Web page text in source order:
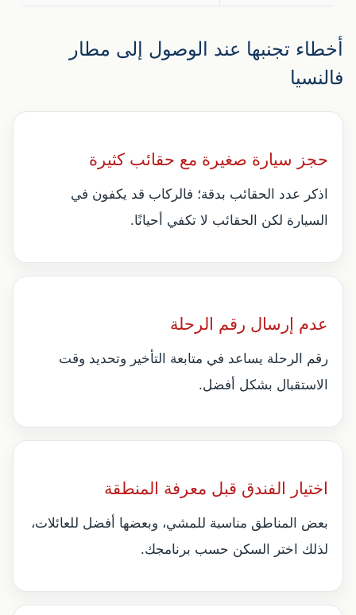
أخطاء تجنبها عند الوصول إلى مطار
فالنسيا
حجز سيارة صغيرة مع حقائب كثيرة
اذكر عدد الحقائب بدقة؛ فالركاب قد يكفون في
السيارة لكن الحقائب لا تكفي أحيانًا.
عدم إرسال رقم الرحلة
رقم الرحلة يساعد في متابعة التأخير وتحديد وقت
الاستقبال بشكل أفضل.
اختيار الفندق قبل معرفة المنطقة
بعض المناطق مناسبة للمشي، وبعضها أفضل للعائلات،
لذلك اختر السكن حسب برنامجك.